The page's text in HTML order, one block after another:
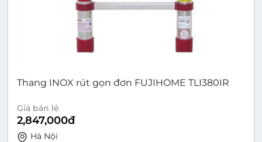
Thang INOX rút gọn đơn FUJIHOME TLI380IR
Giá bán lẻ
2,847,000đ
Hà Nội